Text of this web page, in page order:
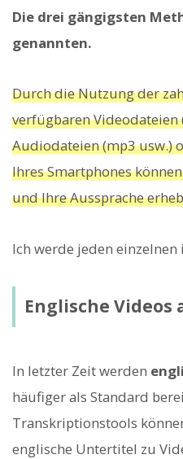
Die drei gängigsten
genannten.
Durch die Nutzung der
verfügbaren Videodateien
Audiodateien (mp3 usw.)
Ihres Smartphones
und Ihre Aussprache
Ich werde jeden
Englische Videos
In letzter Zeit werden
häufiger als Standard
Transkriptionstools
englische Untertitel zu